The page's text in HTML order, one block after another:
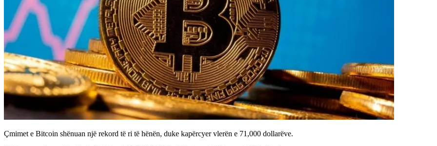
Çmimet e Bitcoin shënuan një rekord të ri të hënën, duke kapërcyer vlerën e 71,000 dollarëve.